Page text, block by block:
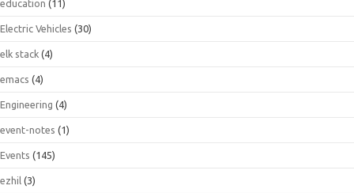
education (11)
Electric Vehicles (30)
elk stack (4)
emacs (4)
Engineering (4)
event-notes (1)
Events (145)
ezhil (3)